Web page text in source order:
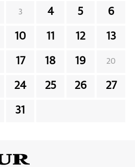
3 4 5 6
10 11 12 13
17 18 19 20
24 25 26 27
31